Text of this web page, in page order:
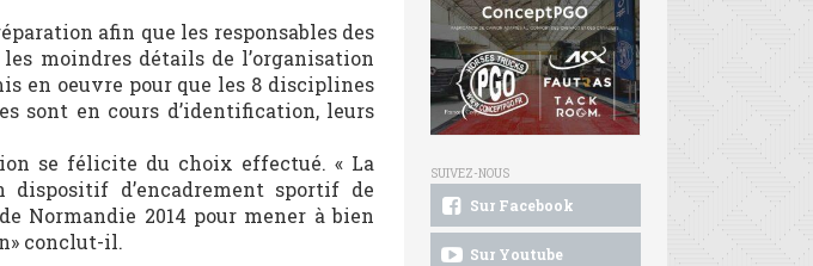
afin que les responsables des
moindres détails de l’organisation
en oeuvre pour que les 8 disciplines
sont en cours d’identification, leurs
se félicite du choix effectué. « La
d’encadrement sportif de
Normandie 2014 pour mener à bien
conclut-il.
SUIVEZ-NOUS
Sur Facebook
Sur Youtube